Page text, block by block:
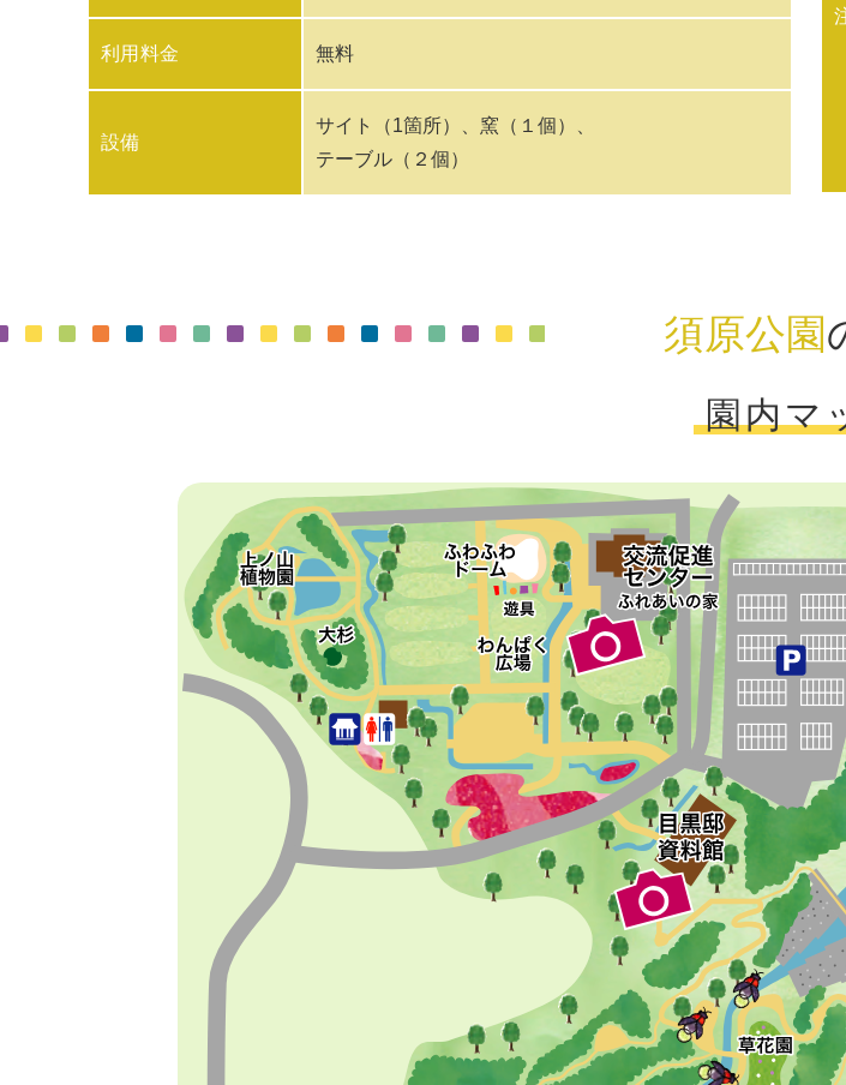
利用料金 無料
設備
サイト（1箇所）、窯（１個）、
テーブル（２個）
須原公園
園内マ